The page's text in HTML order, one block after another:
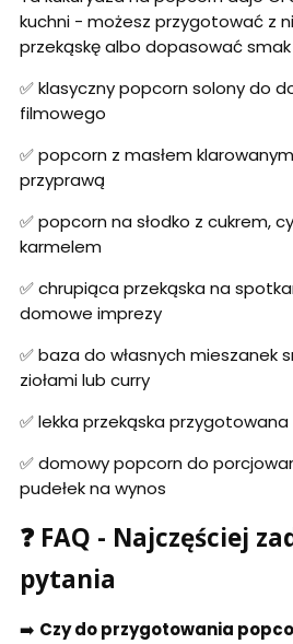
kuchni - możesz przygotować z
przekąskę albo dopasować smak
✅ klasyczny popcorn solony do
filmowego
✅ popcorn z masłem
przyprawą
✅ popcorn na słodko z cukrem,
karmelem
✅ chrupiąca przekąska na
domowe imprezy
✅ baza do własnych mieszanek
ziołami lub curry
✅ lekka przekąska
✅ domowy popcorn do
pudełek na wynos
❓ FAQ - Najczęściej
pytania
➡️ Czy do przygotowania